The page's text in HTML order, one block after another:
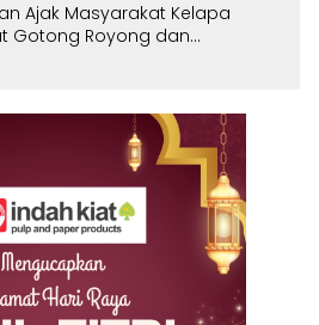
Ajak Masyarakat Kelapa
Gotong Royong dan